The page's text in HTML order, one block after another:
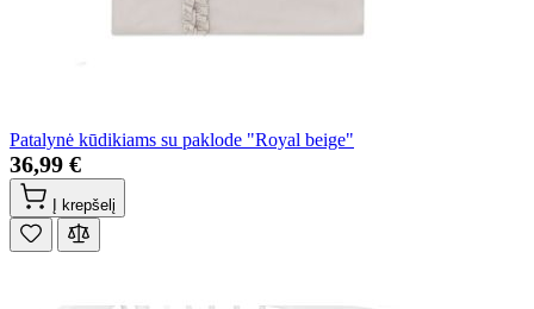
Patalynė kūdikiams su paklode "Royal beige"
36,99 €
Į krepšelį